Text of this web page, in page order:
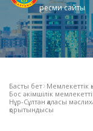
ресми сайты
Басты бет Мемлекеттік
Бос әкімшілік
Нұр-Сұлтан қаласы
қорытындысы